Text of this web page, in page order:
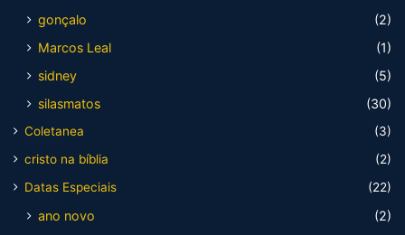
gonçalo
(2)
Marcos Leal
(1)
sidney
(5)
silasmatos
(30)
Coletanea
(3)
cristo na bíblia
(2)
Datas Especiais
(22)
ano novo
(2)